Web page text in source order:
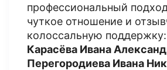
профессиональный
чуткое отношение и
колоссальную поддержку:
Карасёва Ивана
Перегородиева Ивана